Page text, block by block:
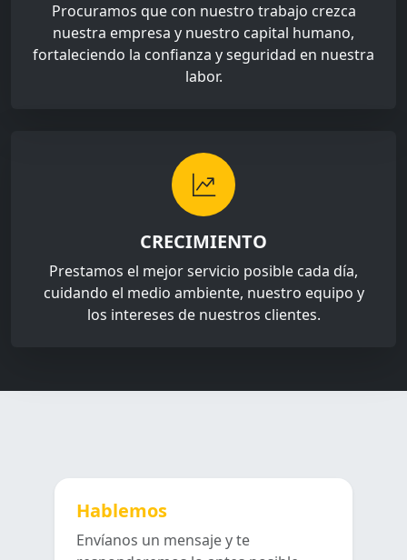
Procuramos que con nuestro trabajo crezca
nuestra empresa y nuestro capital humano,
fortaleciendo la confianza y seguridad en nuestra
labor.
CRECIMIENTO
Prestamos el mejor servicio posible cada día,
cuidando el medio ambiente, nuestro equipo y
los intereses de nuestros clientes.
Hablemos
Envíanos un mensaje y te